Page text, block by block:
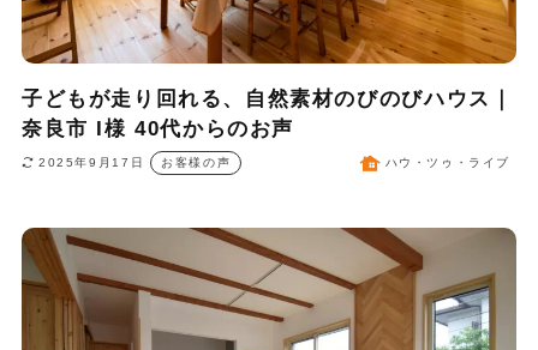
子どもが走り回れる、自然素材のびのびハウス｜
奈良市 I様 40代からのお声
2025年9月17日 お客様の声 ハウ・ツゥ・ライブ